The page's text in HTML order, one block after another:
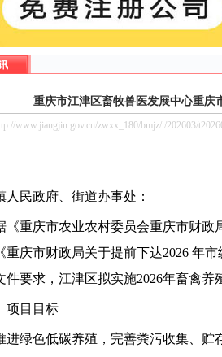
重庆市江津区畜牧兽医发展中心重庆
www.jiangjin.gov.cn/zwxx_180/bmjz/./202603/
人民政府、街道办事处：
《重庆市农业农村委员会重庆市财政
重庆市财政局关于提前下达2026 年市
件要求，江津区拟实施2026年畜禽养
项目目标
进绿色低碳养殖 ，完善粪污收集、贮